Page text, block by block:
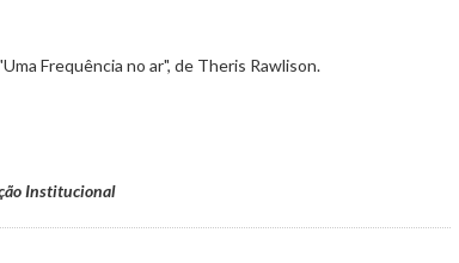
Frequência no ar", de Theris Rawlison.
Institucional